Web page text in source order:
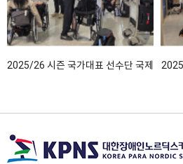
2025/26 시즌 국가대표 선수단 국제